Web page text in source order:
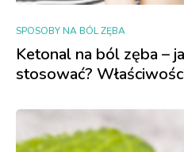
SPOSOBY NA BÓL ZĘBA
Ketonal na ból zęba –
stosować?